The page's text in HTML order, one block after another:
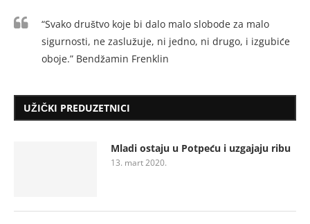
“Svako društvo koje bi dalo malo slobode za malo
sigurnosti, ne zaslužuje, ni jedno, ni drugo, i izgubiće
oboje.” Bendžamin Frenklin
UŽIČKI PREDUZETNICI
Mladi ostaju u Potpeću i uzgajaju ribu
13. mart 2020.